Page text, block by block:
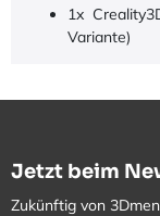
1x
Variante)
Jetzt beim
Zukünftig von